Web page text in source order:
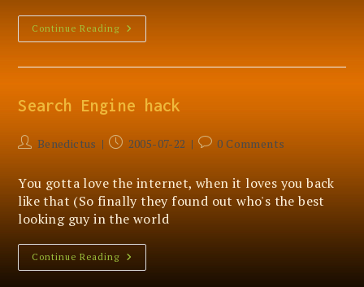
Continue ReadingHet
Schijnveiligheidsbewijs
Search Engine hack
PostBenedictus
Post2005-07-22
Post0 Comments
You gotta love the internet, when it loves you back
like that (So finally they found out who's the best
looking guy in the world
Continue ReadingSearch
Engine